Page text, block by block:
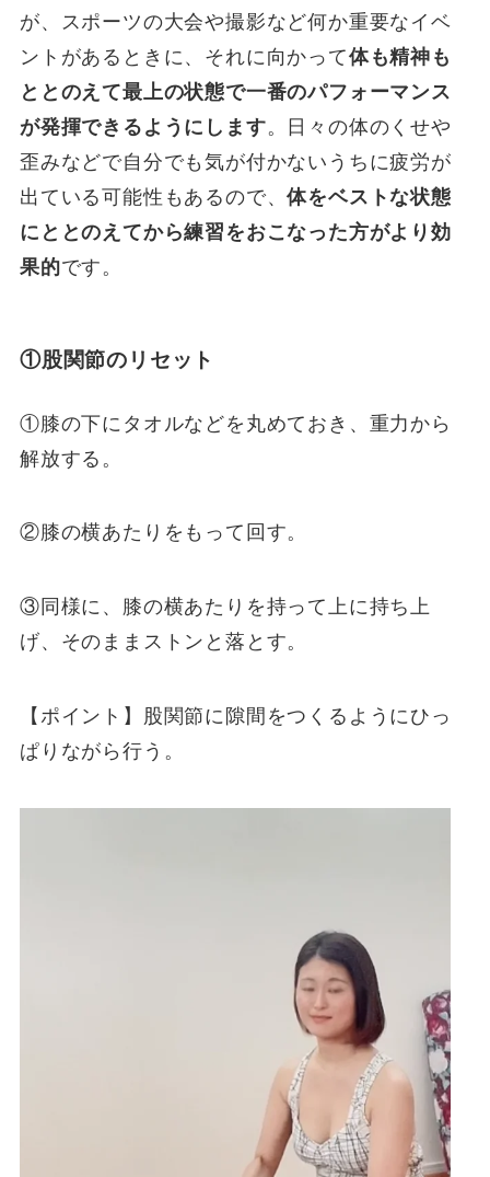
が、スポーツの大会や撮影など何か重要なイベ
ントがあるときに、それに向かって体も精神も
ととのえて最上の状態で一番のパフォーマンス
が発揮できるようにします。日々の体のくせや
歪みなどで自分でも気が付かないうちに疲労が
出ている可能性もあるので、体をベストな状態
にととのえてから練習をおこなった方がより効
果的です。
①股関節のリセット
①膝の下にタオルなどを丸めておき、重力から
解放する。
②膝の横あたりをもって回す。
③同様に、膝の横あたりを持って上に持ち上
げ、そのままストンと落とす。
【ポイント】股関節に隙間をつくるようにひっ
ぱりながら行う。